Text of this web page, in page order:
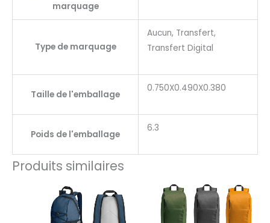
marquage
Type de marquage
Aucun, Transfert,
Transfert Digital
Taille de l'emballage
0.750X0.490X0.380
Poids de l'emballage
6.3
Produits similaires